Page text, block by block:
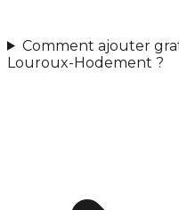
Comment ajouter
Louroux-Hodement ?